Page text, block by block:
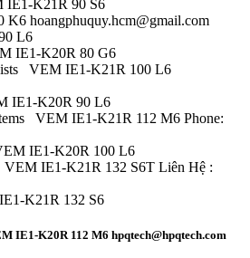
IE1-K21R 90 S6
hoangphuquy.hcm@gmail.com
L6
IE1-K20R 80 G6
VEM IE1-K21R 100 L6
IE1-K20R 90 L6
VEM IE1-K21R 112 M6 Phone:
IE1-K20R 100 L6
VEM IE1-K21R 132 S6T Liên Hệ :
K21R 132 S6
IE1-K20R 112 M6 hpqtech@hpqtech.com